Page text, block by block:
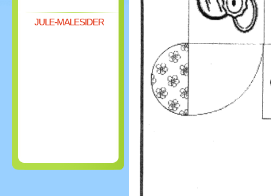
JULE-MALESIDER